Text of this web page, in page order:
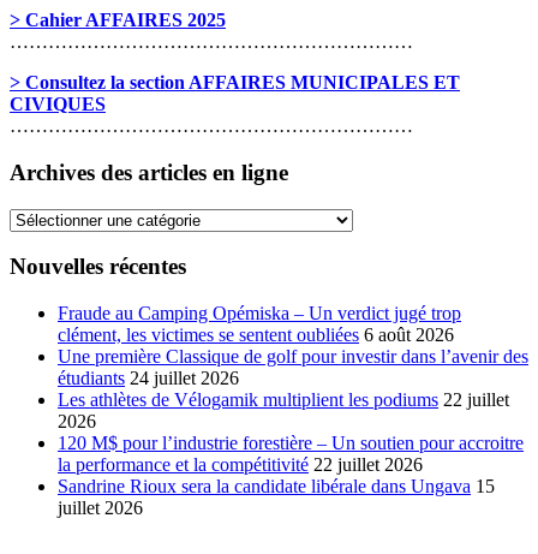
> Cahier AFFAIRES 2025
………………………………………………………
> Consultez la section AFFAIRES MUNICIPALES ET
CIVIQUES
………………………………………………………
Archives des articles en ligne
Archives
articles
Nouvelles récentes
Fraude au Camping Opémiska – Un verdict jugé trop
clément, les victimes se sentent oubliées 6 août 2026
Une première Classique de golf pour investir dans l’avenir des
étudiants 24 juillet 2026
Les athlètes de Vélogamik multiplient les podiums 22 juillet
2026
120 M$ pour l’industrie forestière – Un soutien pour accroitre
la performance et la compétitivité 22 juillet 2026
Sandrine Rioux sera la candidate libérale dans Ungava 15
juillet 2026